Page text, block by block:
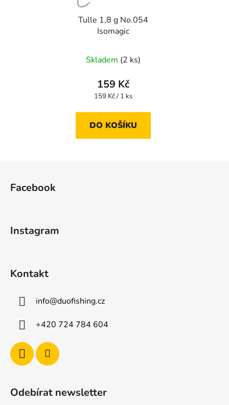
Tulle 1,8 g No.054
Isomagic
Skladem (2 ks)
159 Kč
Měrná
159 Kč / 1 ks
DO KOŠÍKU
Facebook
Instagram
Kontakt
info@duofishing.cz
+420 724 784 604
Odebírat newsletter